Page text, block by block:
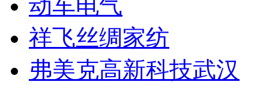
动车电气
祥飞丝绸家纺
弗美克高新科技武汉